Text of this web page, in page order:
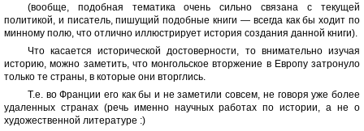
(вообще, подобная тематика очень сильно связана с текущей
политикой, и писатель, пишущий подобные книги — всегда как бы ходит по
минному полю, что отлично иллюстрирует история создания данной книги).
Что касается исторической достоверности, то внимательно изучая
историю, можно заметить, что монгольское вторжение в Европу затронуло
только те страны, в которые они вторглись.
Т.е. во Франции его как бы и не заметили совсем, не говоря уже более
удаленных странах (речь именно научных работах по истории, а не о
художественной литературе :)